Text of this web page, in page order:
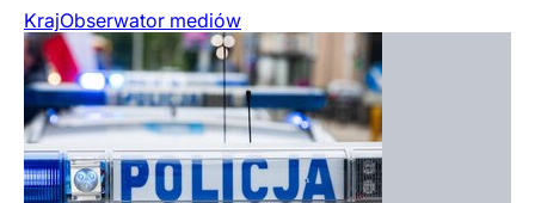
KrajObserwator mediów